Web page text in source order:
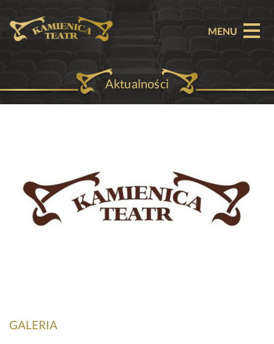
MENU
O TEATRZE
BILETY
Aktualności
GALERIA